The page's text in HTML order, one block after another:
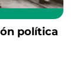
política